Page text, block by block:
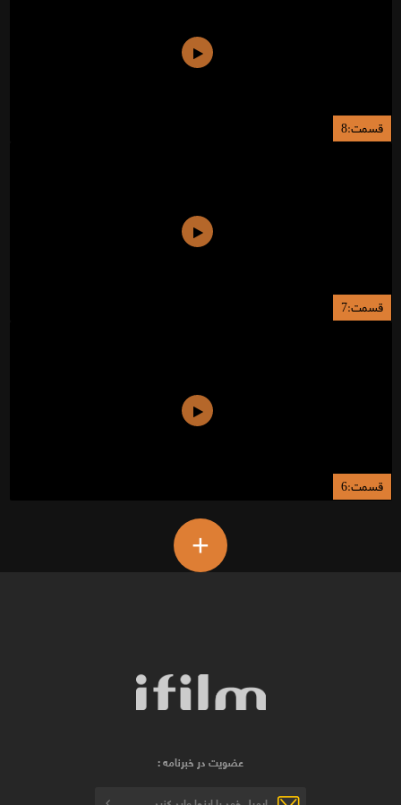
قسمت:8
قسمت:7
قسمت:6
+
عضویت در خبرنامه :